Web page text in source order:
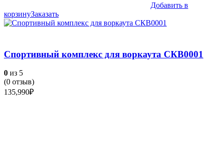
Добавить в
корзинуЗаказать
Спортивный комплекс для воркаута СКВ0001
0 из 5
(0 отзыв)
135,990₽